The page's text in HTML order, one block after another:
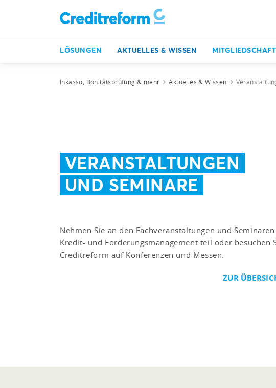
LÖSUNGEN AKTUELLES & WISSEN MITGLIEDSCHAFT
Inkasso, Bonitätsprüfung & mehr Aktuelles & Wissen
VERANSTALTUNGEN
UND SEMINARE
Nehmen Sie an den Fachveranstaltungen und
Kredit- und Forderungsmanagement teil oder besuchen
Creditreform auf Konferenzen und Messen.
ZUR